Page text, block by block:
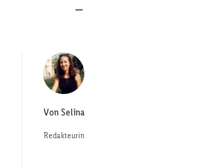
VonSelina
Redakteurin